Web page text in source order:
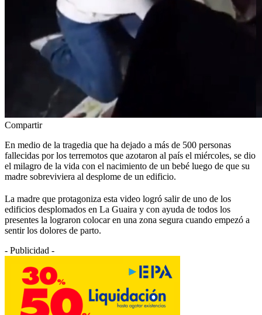
Compartir
En medio de la tragedia que ha dejado a más de 500 personas
fallecidas por los terremotos que azotaron al país el miércoles, se dio
el milagro de la vida con el nacimiento de un bebé luego de que su
madre sobreviviera al desplome de un edificio.
La madre que protagoniza esta video logró salir de uno de los
edificios desplomados en La Guaira y con ayuda de todos los
presentes la lograron colocar en una zona segura cuando empezó a
sentir los dolores de parto.
- Publicidad -